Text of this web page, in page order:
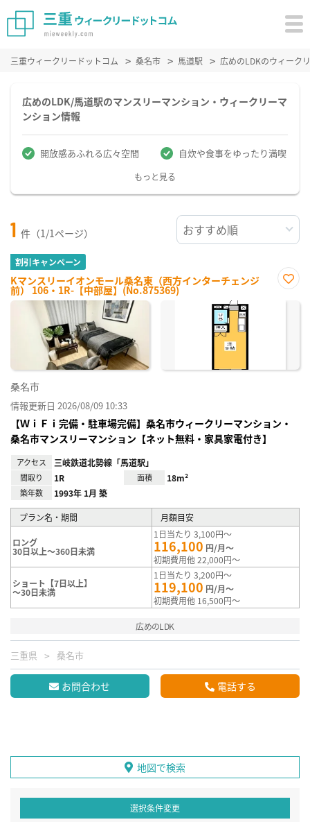
三重ウィークリードットコム 桑名市 馬道駅 広めのLDKのウィーク
広めのLDK/馬道駅のマンスリーマンション・ウィークリーマ
ンション情報
開放感あふれる広々空間 自炊や食事をゆったり満喫
もっと見る
1 件（1/1ページ）
割引キャンペーン
Kマンスリーイオンモール桑名東（西方インターチェンジ
前） 106・1R-【中部屋】(No.875369)
に入
桑名市
情報更新日 2026/08/09 10:33
【ＷｉＦｉ完備・駐車場完備】桑名市ウィークリーマンション・
桑名市マンスリーマンション【ネット無料・家具家電付き】
アクセス 三岐鉄道北勢線「馬道駅」
間取り 1R 面積 18m²
築年数 1993年 1月 築
プラン名・期間 月額目安
ロング
30日以上～360日未満
1日当たり 3,100円～
116,100 円/月～
初期費用他 22,000円～
ショート【7日以上】
～30日未満
1日当たり 3,200円～
119,100 円/月～
初期費用他 16,500円～
広めのLDK
三重県 桑名市
お問合わせ 電話する
地図で検索
選択条件変更